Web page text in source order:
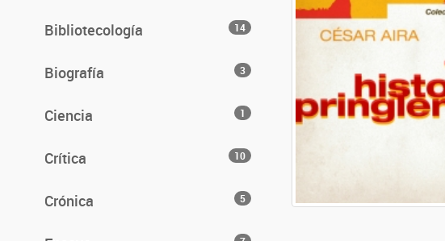
Bibliotecología 14
Biografía 3
Ciencia 1
Crítica 10
Crónica 5